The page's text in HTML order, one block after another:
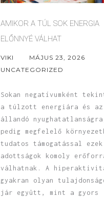
AMIKOR A TÚL SOK ENERGIA
ELŐNNYÉ VÁLHAT
VIKI
MÁJUS 23, 2026
UNCATEGORIZED
Sokan negatívumként
a túlzott energiára és az
állandó
pedig megfelelő
tudatos támogatással
adottságok komoly
válhatnak. A
gyakran olyan
jár együtt, mint a gyors